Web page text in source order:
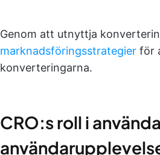
Genom att utnyttja
marknadsföringsstrategier för
konverteringarna.
CRO:s roll i